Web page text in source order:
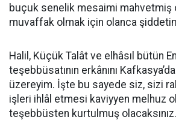
buçuk senelik mesaimi mahvetmiş
muvaffak olmak için olanca
Halil, Küçük Talât ve elhâsıl bütün
teşebbüsatının erkânını
üzereyim. İşte bu sayede siz, sizi
işleri ihlâl etmesi kaviyyen melhuz
teşebbüsten kurtul­muş